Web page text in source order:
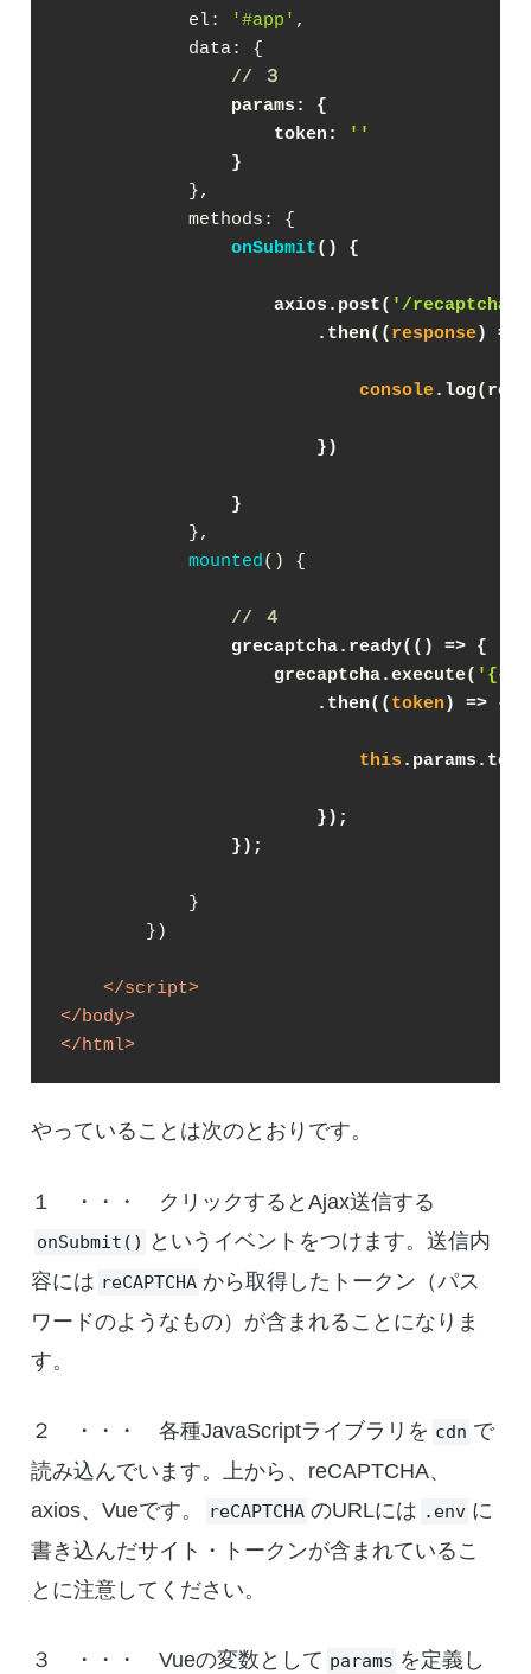
el: '#app' ,
data: {
// ３
params : {
token :
''
                }
            },
methods : {
onSubmit( ) {
                    axios.post(
'/
                        .then(
(response) =>
console
                        })
                }
            },
mounted( ) {
// ４
                grecaptcha.ready(
() => {
                    grecaptcha.execute(
'{{
                        .then(
(token) => {
this
                        });
                });
            }
        })
</script>
</body>
</html>
やっていることは次のとおりです。
１ ・・・ クリックするとAjax送信する
onSubmit()
というイベントをつけます。送信内
容には reCAPTCHA から取得したトークン（パス
ワードのようなもの）が含まれることになりま
す。
２ ・・・ 各種JavaScriptライブラリを cdn で
読み込んでいます。上から、reCAPTCHA、
axios、Vueです。
reCAPTCHA のURLには .env に
書き込んだサイト・トークンが含まれているこ
とに注意してください。
３ ・・・ Vueの変数として params を定義し